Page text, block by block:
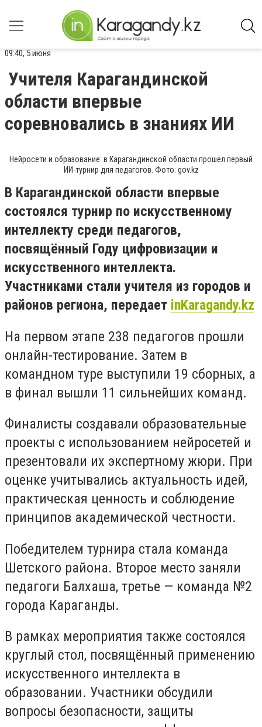
09:40, 5 июня
Учителя Карагандинской
области впервые
соревновались в знаниях ИИ
Нейросети и образование: в Карагандинской области прошёл первый
ИИ-турнир для педагогов. Фото: gov.kz
В Карагандинской области впервые
состоялся турнир по искусственному
интеллекту среди педагогов,
посвящённый Году цифровизации и
искусственного интеллекта.
Участниками стали учителя из городов и
районов региона, передает inKaragandy.kz
На первом этапе 238 педагогов прошли
онлайн-тестирование. Затем в
командном туре выступили 19 сборных, а
в финал вышли 11 сильнейших команд.
Финалисты создавали образовательные
проекты с использованием нейросетей и
презентовали их экспертному жюри. При
оценке учитывались актуальность идей,
практическая ценность и соблюдение
принципов академической честности.
Победителем турнира стала команда
Шетского района. Второе место заняли
педагоги Балхаша, третье — команда №2
города Караганды.
В рамках мероприятия также состоялся
круглый стол, посвящённый применению
искусственного интеллекта в
образовании. Участники обсудили
вопросы безопасности, защиты